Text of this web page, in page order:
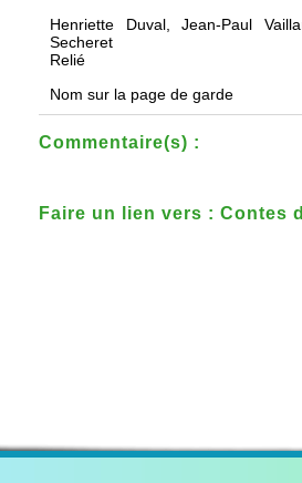
Henriette Duval, Jean-Paul
Secheret
Relié
Nom sur la page de garde
Commentaire(s) :
Faire un lien vers : Contes